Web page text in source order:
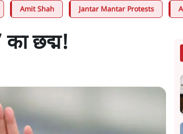
Amit Shah Jantar Mantar Protests
का छद्म!